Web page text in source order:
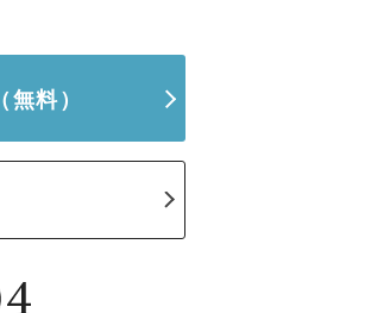
（無料）